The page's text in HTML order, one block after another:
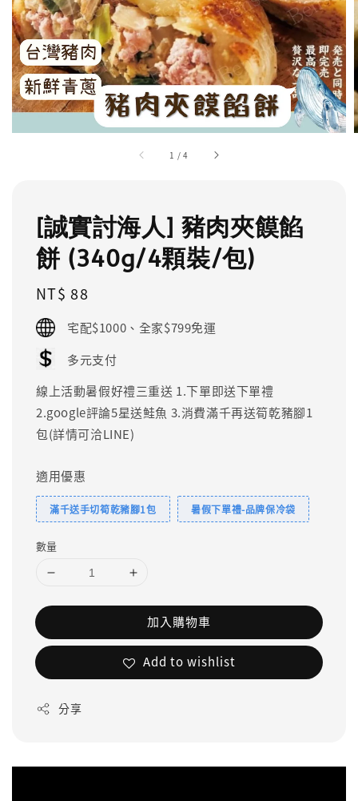
1 /4
[誠實討海人] 豬肉夾饃餡
餅 (340g/4顆裝/包)
Regular
price
NT$ 88
宅配$1000、全家$799免運
多元支付
線上活動暑假好禮三重送 1.下單即送下單禮
2.google評論5星送鮭魚 3.消費滿千再送筍乾豬腳1
包(詳情可洽LINE)
適用優惠
滿千送手切筍乾豬腳1包 暑假下單禮-品牌保冷袋
數量
加入購物車
Add to wishlist
分享